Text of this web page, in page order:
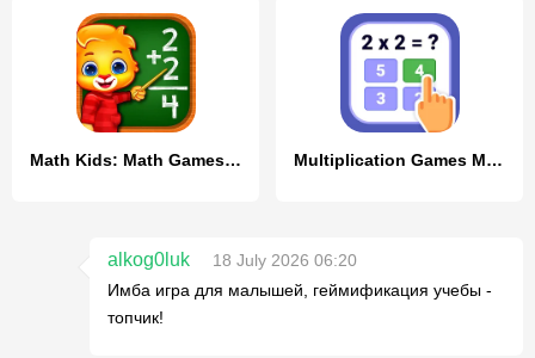
Math Kids: Math Games For Kids Multiplication Games Math quiz
alkog0luk
18 July 2026 06:20
Имба игра для малышей, геймификация учебы -
топчик!